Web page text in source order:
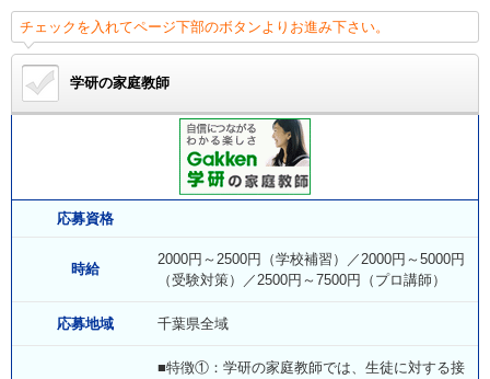
チェックを入れてページ下部のボタンよりお進み下さい。
学研の家庭教師
応募資格
時給
2000円～2500円（学校補習）／2000円～5000円
（受験対策）／2500円～7500円（プロ講師）
応募地域 千葉県全域
■特徴①：学研の家庭教師では、生徒に対する接